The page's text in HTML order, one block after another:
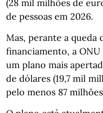
(28 mil milhões de
de pessoas em 2026.
Mas, perante a queda
financiamento, a
um plano mais
de dólares (19,7 mil
pelo menos 87